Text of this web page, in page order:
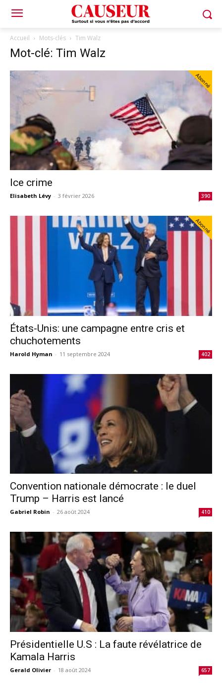
Accueil Mots-clés Tim Walz
Mot-clé: Tim Walz
Abonné
Ice crime
Elisabeth Lévy - 3 février 2026 390
Abonné
États-Unis: une campagne entre cris et
chuchotements
Harold Hyman - 11 septembre 2024 402
Convention nationale démocrate : le duel
Trump – Harris est lancé
Gabriel Robin - 26 août 2024 410
Présidentielle U.S : La faute révélatrice de
Kamala Harris
Gerald Olivier - 18 août 2024 657